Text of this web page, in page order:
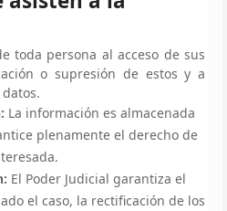
toda persona al acceso de sus
o supresión de estos y a
La información es almacenada
plenamente el derecho de
El Poder Judicial garantiza el
el caso, la rectificación de los